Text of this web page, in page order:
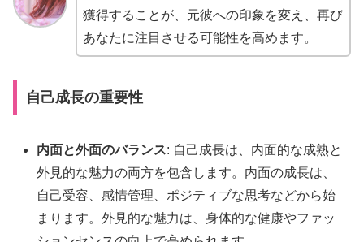
獲得することが、元彼への印象を変え、再び
あなたに注目させる可能性を高めます。
自己成長の重要性
内面と外面のバランス: 自己成長は、内面的な成熟と
外見的な魅力の両方を包含します。内面の成長は、
自己受容、感情管理、ポジティブな思考などから始
まります。外見的な魅力は、身体的な健康やファッ